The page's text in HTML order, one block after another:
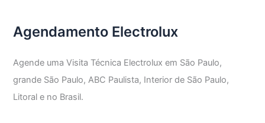
Agendamento Electrolux
Agende uma Visita Técnica Electrolux em São Paulo,
grande São Paulo, ABC Paulista, Interior de São Paulo,
Litoral e no Brasil.